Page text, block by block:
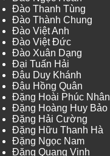
Đào Thanh Tùng
Đào Thành Chung
Đào Việt Anh
Đào Việt Đức
Đào Xuân Dạng
Đại Tuấn Hải
Đậu Duy Khánh
Đậu Hồng Quân
Đặng Hoài Phúc Nhân
Đặng Hoàng Huy Bảo
Đặng Hải Cường
Đặng Hữu Thanh Hà
Đặng Ngọc Nam
Đặng Quang Vinh